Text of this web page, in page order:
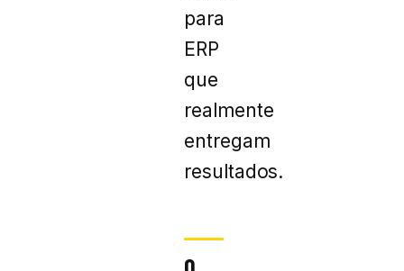
para
ERP
que
realmente
entregam
resultados.